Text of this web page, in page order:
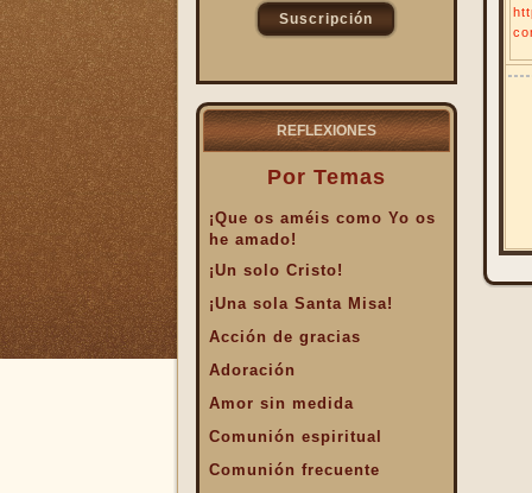
Suscripción
REFLEXIONES
Por Temas
¡Que os améis como Yo os
he amado!
¡Un solo Cristo!
¡Una sola Santa Misa!
Acción de gracias
Adoración
Amor sin medida
Comunión espiritual
Comunión frecuente